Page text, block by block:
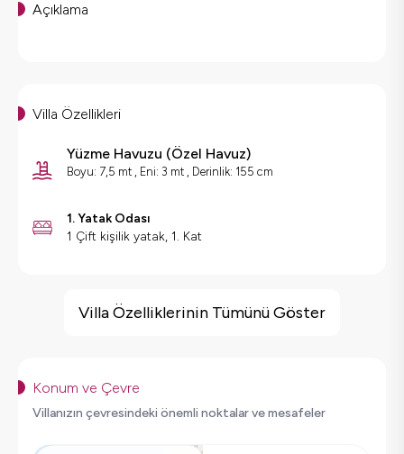
Açıklama
Villa Özellikleri
Yüzme Havuzu (Özel Havuz)
Boyu: 7,5 mt , Eni: 3 mt , Derinlik: 155 cm
1. Yatak Odası
1 Çift kişilik yatak, 1. Kat
Barbekü
Korunaklı Havuz
Saç Kurutma Makinası
Villa Özelliklerinin Tümünü Göster
Konum ve Çevre
Villanızın çevresindeki önemli noktalar ve mesafeler